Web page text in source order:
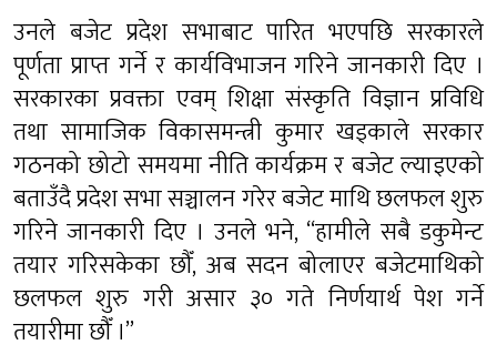
उनले बजेट प्रदेश सभाबाट पारित भएपछि सरकारले
पूर्णता प्राप्त गर्ने र कार्यविभाजन गरिने जानकारी दिए ।
सरकारका प्रवक्ता एवम् शिक्षा संस्कृति विज्ञान प्रविधि
तथा सामाजिक विकासमन्त्री कुमार खड्काले सरकार
गठनको छोटो समयमा नीति कार्यक्रम र बजेट ल्याइएको
बताउँदै प्रदेश सभा सञ्चालन गरेर बजेट माथि छलफल शुरु
गरिने जानकारी दिए । उनले भने, “हामीले सबै डकुमेन्ट
तयार गरिसकेका छौँ, अब सदन बोलाएर बजेटमाथिको
छलफल शुरु गरी असार ३० गते निर्णयार्थ पेश गर्ने
तयारीमा छौँ ।”